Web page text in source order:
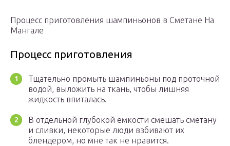
Процесс приготовления шампиньонов в Сметане На
Мангале
Процесс приготовления
Тщательно промыть шампиньоны под проточной
водой, выложить на ткань, чтобы лишняя
жидкость впиталась.
В отдельной глубокой емкости смешать сметану
и сливки, некоторые люди взбивают их
блендером, но мне так не нравится.